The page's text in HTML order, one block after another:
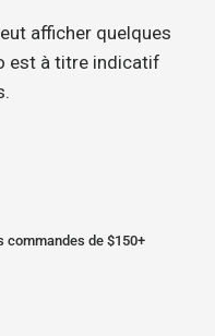
afficher quelques
est à titre indicatif
commandes de $150+